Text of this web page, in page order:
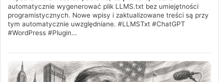
automatycznie wygenerować plik LLMS.txt bez umiejętności
programistycznych. Nowe wpisy i zaktualizowane treści są przy
tym automatycznie uwzględniane. #LLMSTxt #ChatGPT
#WordPress #Plugin…